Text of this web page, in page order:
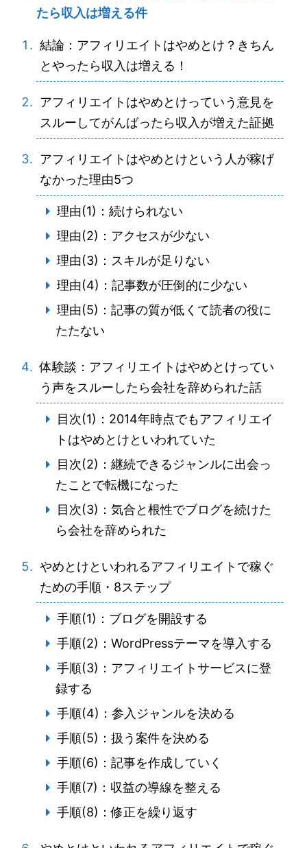
たら収入は増える件
結論：アフィリエイトはやめとけ？きちん
とやったら収入は増える！
アフィリエイトはやめとけっていう意見を
スルーしてがんばったら収入が増えた証拠
アフィリエイトはやめとけという人が稼げ
なかった理由5つ
理由(1)：続けられない
理由(2)：アクセスが少ない
理由(3)：スキルが足りない
理由(4)：記事数が圧倒的に少ない
理由(5)：記事の質が低くて読者の役に
たたない
体験談：アフィリエイトはやめとけってい
う声をスルーしたら会社を辞められた話
目次(1)：2014年時点でもアフィリエイ
トはやめとけといわれていた
目次(2)：継続できるジャンルに出会っ
たことで転機になった
目次(3)：気合と根性でブログを続けた
ら会社を辞められた
やめとけといわれるアフィリエイトで稼ぐ
ための手順・8ステップ
手順(1)：ブログを開設する
手順(2)：WordPressテーマを導入する
手順(3)：アフィリエイトサービスに登
録する
手順(4)：参入ジャンルを決める
手順(5)：扱う案件を決める
手順(6)：記事を作成していく
手順(7)：収益の導線を整える
手順(8)：修正を繰り返す